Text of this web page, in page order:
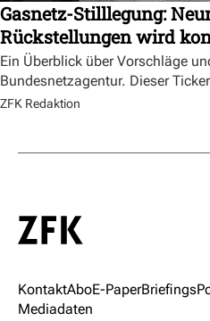
Gasnetz-Stilllegung:
Rückstellungen wird
Ein Überblick über Vorschläge
Bundesnetzagentur. Dieser
ZFK Redaktion
KontaktAboE-PaperBriefings
Mediadaten